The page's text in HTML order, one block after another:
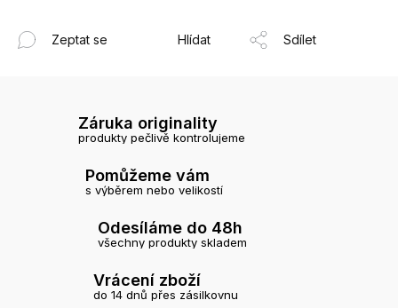
Zeptat se Hlídat Sdílet
Záruka originality
produkty pečlivě kontrolujeme
Pomůžeme vám
s výběrem nebo velikostí
Odesíláme do 48h
všechny produkty skladem
Vrácení zboží
do 14 dnů přes zásilkovnu